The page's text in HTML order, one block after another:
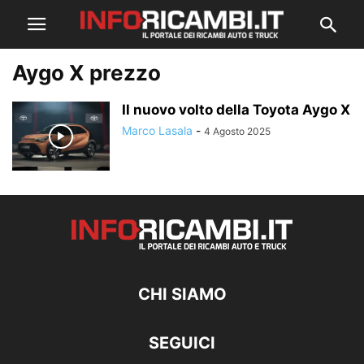
Aygo X prezzo
Il nuovo volto della Toyota Aygo X
Marco Lasala - 4 Agosto 2025
CHI SIAMO
SEGUICI